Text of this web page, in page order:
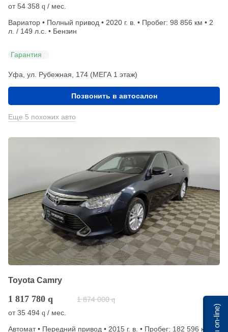
от54 358 q / мес.
Вариатор • Полный привод • 2020 г. в. • Пробег: 98 856 км • 2
л. / 149 л.с. • Бензин
Гарантия
Уфа, ул. Рубежная, 174 (МЕГА 1 этаж)
Позвонить в автосалон
Еще 5 похожих авто
Toyota Camry
1 817 780 q 1 874 000 q
от35 494 q / мес.
Автомат • Передний привод • 2015 г. в. • Пробег: 182 596 км • Мы on-line)